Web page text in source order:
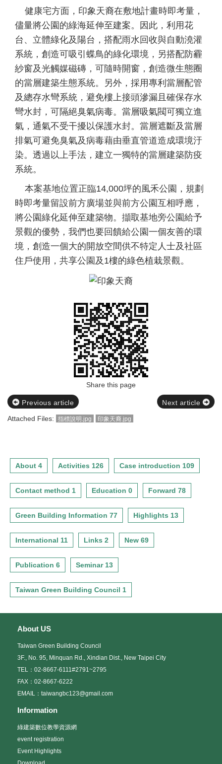
健康宅方面，印象天裔在敷地計畫時即考量，
儘量將公園的綠海延伸至建案。因此，利用花
台、立體綠化及陽台，搭配雨水回收與自動澆灌
系統，創造可吸引蝶鳥的綠化環境，另搭配防霾
紗窗及光觸媒磁磚，可隨時開窗，創造微生態圈
的當層建築生態系統。另外，採用專利當層配管
及總存水彎系統，避免樓上接頭滲漏且確保存水
彎水封，可隔絕臭氣病毒。當層吸氣閥可獨立進
氣，通氣不受干擾以保護水封。當層遮斷及當層
排氣可避免臭氣及病毒藉由垂直管道造成環境汙
染。透過以上手法，建立一獨特的當層建築防疫
系統。
本案基地位置正臨14,000坪的風禾公園，規劃
時即考量留設前方廣場並與前方公園互相呼應，
將公園綠化延伸至建築物。擷取基地旁公園給予
景觀的優勢，我們也要回饋給公園一個友善的環
境，創造一個大的開放空間供不特定人士及社區
住戶使用，共享公園及1樓的綠色植栽景觀。
Share this page
Previous article
Next article
Attached Files:
指標說明.jpg 印象天裔.jpg
About 4 Activities 126 Case introduction 109
Contact method 1 Education 0 Forward 78
Green Building Information 77 Highlights 13
International 11 Links 2 New 69
Publication 6 Seminar 13
Taiwan Green Building Council 1
About US
Taiwan Green Building Council
3F., No. 95, Minquan Rd., Xindian Dist., New Taipei City
TEL：02-8667-6111#2791~2795
FAX：02-8667-6222
EMAIL：taiwangbc123@gmail.com
Information
綠建築數位教學資源網
event registration
Event Highlights